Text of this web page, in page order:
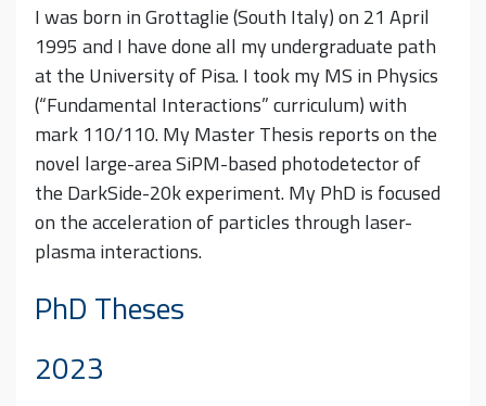
I was born in Grottaglie (South Italy) on 21 April
1995 and I have done all my undergraduate path
at the University of Pisa. I took my MS in Physics
(“Fundamental Interactions” curriculum) with
mark 110/110. My Master Thesis reports on the
novel large-area SiPM-based photodetector of
the DarkSide-20k experiment. My PhD is focused
on the acceleration of particles through laser-
plasma interactions.
PhD Theses
2023